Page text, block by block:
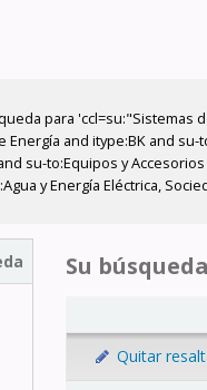
para 'ccl=su:"Sistemas
Energía and itype:BK and
su-to:Equipos y
y Energía Eléctrica,
Su
Quitar